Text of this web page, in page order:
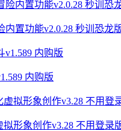
置功能v2.0.28 秒训恐龙
内购版
形象创作v3.28 不用登录